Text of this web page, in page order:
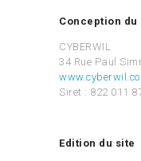
Conception du
CYBERWIL
34 Rue Paul
Siret : 822 011
Edition du site